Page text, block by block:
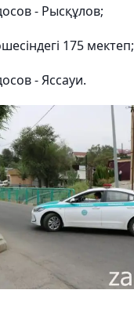
- Рысқұлов;
175 мектеп;
- Яссауи.